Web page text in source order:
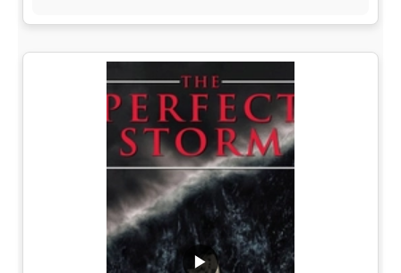
▶